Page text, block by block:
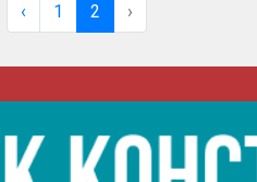
‹ 1 2 ›